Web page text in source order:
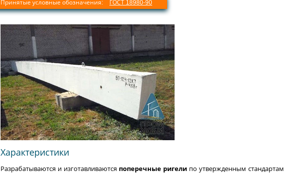
Принятые условные обозначения: ГОСТ 18980-90
Характеристики
Разрабатываются и изготавливаются поперечные ригели по утвержденным стандартам